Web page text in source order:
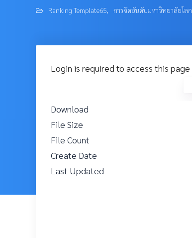
Ranking Template65, การจัดอันดับมหาวิทยาลัยโลก
Login is required to access this page
Download
File Size
File Count
Create Date
Last Updated